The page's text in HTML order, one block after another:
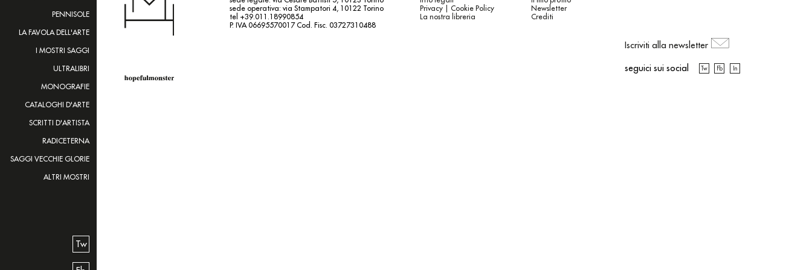
PENNISOLE
LA FAVOLA DELL'ARTE
I MOSTRI SAGGI
ULTRALIBRI
MONOGRAFIE
CATALOGHI D'ARTE
SCRITTI D'ARTISTA
RADICETERNA
SAGGI VECCHIE GLORIE
ALTRI MOSTRI
Tw
sede operativa: via Stampatori 4, 10122 Torino
tel +39.011.18990854
P. IVA 06695570017 Cod. Fisc. 03727310488
Privacy | Cookie Policy
La nostra libreria
Newsletter
Crediti
Iscriviti alla newsletter
seguici sui social Tw Fb In